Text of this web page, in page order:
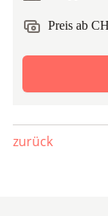
Preis ab
zurück